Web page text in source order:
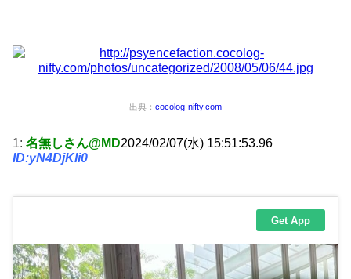
出典： cocolog-nifty.com
1: 名無しさん@MD2024/02/07(水) 15:51:53.96
ID:yN4DjKli0